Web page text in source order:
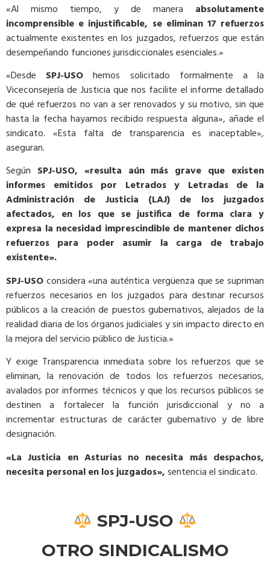
«Al mismo tiempo, y de manera absolutamente
incomprensible e injustificable, se eliminan 17 refuerzos
actualmente existentes en los juzgados, refuerzos que están
desempeñando funciones jurisdiccionales esenciales.»
«Desde SPJ-USO hemos solicitado formalmente a la
Viceconsejería de Justicia que nos facilite el informe detallado
de qué refuerzos no van a ser renovados y su motivo, sin que
hasta la fecha hayamos recibido respuesta alguna», añade el
sindicato. «Esta falta de transparencia es inaceptable»,
aseguran.
Según SPJ-USO, «resulta aún más grave que existen
informes emitidos por Letrados y Letradas de la
Administración de Justicia (LAJ) de los juzgados
afectados, en los que se justifica de forma clara y
expresa la necesidad imprescindible de mantener dichos
refuerzos para poder asumir la carga de trabajo
existente».
SPJ-USOconsidera «una auténtica vergüenza que se supriman
refuerzos necesarios en los juzgados para destinar recursos
públicos a la creación de puestos gubernativos, alejados de la
realidad diaria de los órganos judiciales y sin impacto directo en
la mejora del servicio público de Justicia.»
Y exige Transparencia inmediata sobre los refuerzos que se
eliminan, la renovación de todos los refuerzos necesarios,
avalados por informes técnicos y que los recursos públicos se
destinen a fortalecer la función jurisdiccional y no a
incrementar estructuras de carácter gubernativo y de libre
designación.
«La Justicia en Asturias no necesita más despachos,
necesita personal en los juzgados»,sentencia el sindicato.
SPJ-USO
OTRO SINDICALISMO